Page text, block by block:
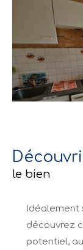
le bien
Idéalement
découvrez
potentiel,